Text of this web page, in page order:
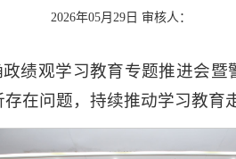
2026年05月29日 审核人：
绩观学习教育专题推进会
在问题，持续推动学习教育